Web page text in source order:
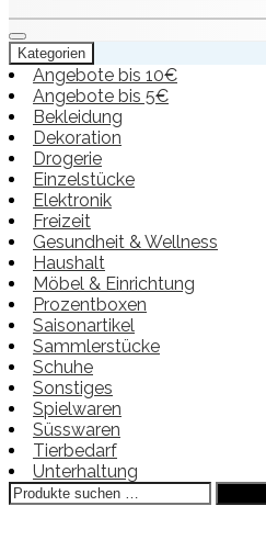
Kategorien
Angebote bis 10€
Angebote bis 5€
Bekleidung
Dekoration
Drogerie
Einzelstücke
Elektronik
Freizeit
Gesundheit & Wellness
Haushalt
Möbel & Einrichtung
Prozentboxen
Saisonartikel
Sammlerstücke
Schuhe
Sonstiges
Spielwaren
Süsswaren
Tierbedarf
Unterhaltung
Suchen
nach: